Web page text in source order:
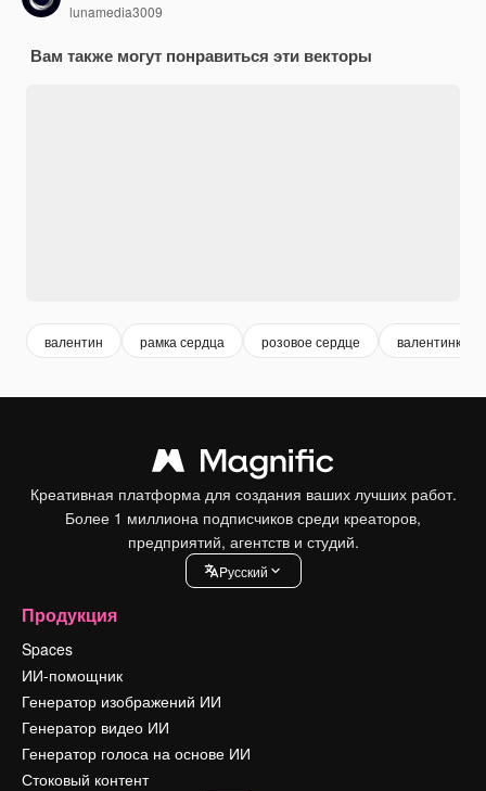
lunamedia3009
Вам также могут понравиться эти векторы
валентин рамка сердца розовое сердце валентинки
Креативная платформа для создания ваших лучших работ.
Более 1 миллиона подписчиков среди креаторов,
предприятий, агентств и студий.
Pусский
Продукция
Spaces
ИИ-помощник
Генератор изображений ИИ
Генератор видео ИИ
Генератор голоса на основе ИИ
Стоковый контент